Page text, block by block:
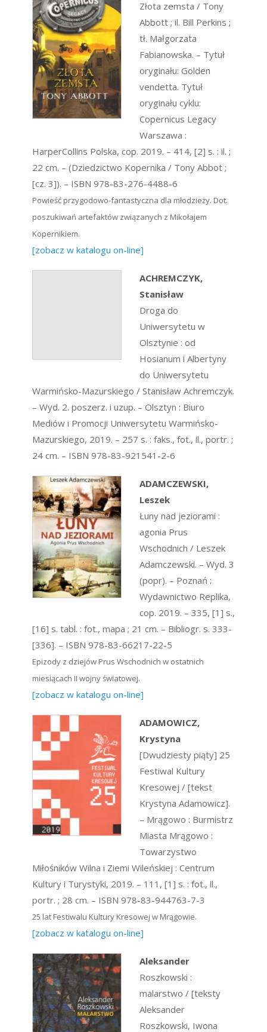
Złota zemsta / Tony
Abbott ; il. Bill Perkins ;
tł. Małgorzata
Fabianowska. – Tytuł
oryginału: Golden
vendetta. Tytuł
oryginału cyklu:
Copernicus Legacy
Warszawa :
HarperCollins Polska, cop. 2019. – 414, [2] s. : il. ;
22 cm. – (Dziedzictwo Kopernika / Tony Abbot ;
[cz. 3]). – ISBN 978-83-276-4488-6
Powieść przygodowo-fantastyczna dla młodzieży. Dot.
poszukiwań artefaktów związanych z Mikołajem
Kopernikiem.
[zobacz w katalogu on-line]
ACHREMCZYK,
Stanisław
Droga do
Uniwersytetu w
Olsztynie : od
Hosianum i Albertyny
do Uniwersytetu
Warmińsko-Mazurskiego / Stanisław Achremczyk.
– Wyd. 2. poszerz. i uzup. – Olsztyn : Biuro
Mediów i Promocji Uniwersytetu Warmińsko-
Mazurskiego, 2019. – 257 s. : faks., fot., il., portr. ;
24 cm. – ISBN 978-83-921541-2-6
ADAMCZEWSKI,
Leszek
Łuny nad jeziorami :
agonia Prus
Wschodnich / Leszek
Adamczewski. – Wyd. 3
(popr). – Poznań :
Wydawnictwo Replika,
cop. 2019. – 335, [1] s.,
[16] s. tabl. : fot., mapa ; 21 cm. – Bibliogr. s. 333-
[336]. – ISBN 978-83-66217-22-5
Epizody z dziejów Prus Wschodnich w ostatnich
miesiącach II wojny światowej.
[zobacz w katalogu on-line]
ADAMOWICZ,
Krystyna
[Dwudziesty piąty] 25
Festiwal Kultury
Kresowej / [tekst
Krystyna Adamowicz].
– Mrągowo : Burmistrz
Miasta Mrągowo :
Towarzystwo
Miłośników Wilna i Ziemi Wileńskiej : Centrum
Kultury i Turystyki, 2019. – 111, [1] s. : fot., il.,
portr. ; 28 cm. – ISBN 978-83-944763-7-3
25 lat Festiwalu Kultury Kresowej w Mrągowie.
[zobacz w katalogu on-line]
Aleksander
Roszkowski :
malarstwo / [teksty
Aleksander
Roszkowski, Iwona